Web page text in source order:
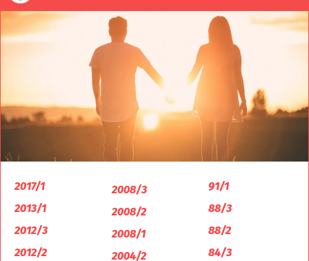
2017/1
2013/1
2012/3
2012/2
2008/3
2008/2
2008/1
2004/2
91/1
88/3
88/2
84/3